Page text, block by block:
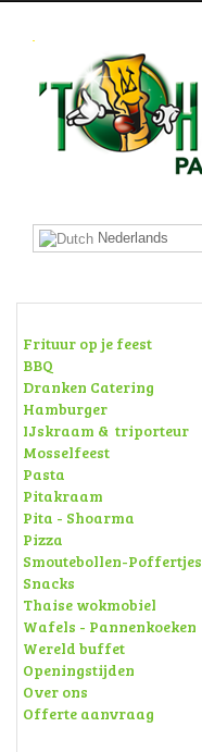
Nederlands
Frituur op je feest
BBQ
Dranken Catering
Hamburger
IJskraam & triporteur
Mosselfeest
Pasta
Pitakraam
Pita - Shoarma
Pizza
Smoutebollen-Poffertjes
Snacks
Thaise wokmobiel
Wafels - Pannenkoeken
Wereld buffet
Openingstijden
Over ons
Offerte aanvraag